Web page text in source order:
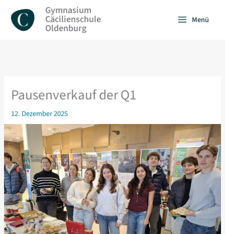
Inhalt
springen
Gymnasium
Cäcilienschule
Oldenburg
Menü
Pausenverkauf der Q1
12. Dezember 2025